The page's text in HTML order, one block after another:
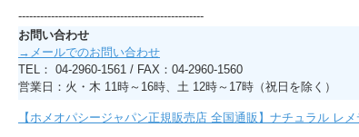
---------------------------------------------------
お問い合わせ
→メールでのお問い合わせ
TEL： 04-2960-1561 / FAX：04-2960-1560
営業日：火・木 11時～16時、土 12時～17時（祝日を除く）
【ホメオパシージャパン正規販売店 全国通販】ナチュラル レ